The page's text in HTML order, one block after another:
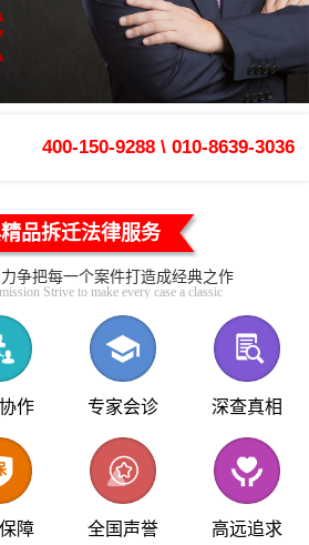
400-150-9288 \ 010-8639-3036
品拆迁法律服务
争把每一个案件打造成经典之作
Strive to make every case a classic
作 专家会诊 深查真相
障 全国声誉 高远追求